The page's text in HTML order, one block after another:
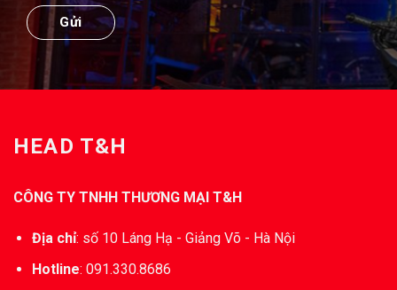
HEAD T&H
CÔNG TY TNHH THƯƠNG MẠI T&H
Địa chỉ: số 10 Láng Hạ - Giảng Võ - Hà Nội
Hotline: 091.330.8686